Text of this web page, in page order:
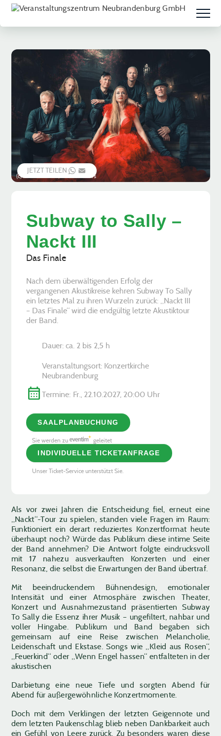
Als vor zwei Jahren die Entscheidung fiel, erneut eine
„Nackt“-Tour zu spielen, standen viele Fragen im Raum:
Funktioniert ein derart reduziertes Konzertformat heute
überhaupt noch? Würde das Publikum diese intime Seite
der Band annehmen? Die Antwort folgte eindrucksvoll
mit 17 nahezu ausverkauften Konzerten und einer
Resonanz, die selbst die Erwartungen der Band übertraf.
Mit beeindruckendem Bühnendesign, emotionaler
Intensität und einer Atmosphäre zwischen Theater,
Konzert und Ausnahmezustand präsentierten Subway
To Sally die Essenz ihrer Musik – ungefiltert, nahbar und
voller Hingabe. Publikum und Band begaben sich
gemeinsam auf eine Reise zwischen Melancholie,
Leidenschaft und Ekstase. Songs wie „Kleid aus Rosen“,
„Feuerkind“ oder „Wenn Engel hassen“ entfalteten in der
akustischen
Darbietung eine neue Tiefe und sorgten Abend für
Abend für außergewöhnliche Konzertmomente.
Doch mit dem Verklingen der letzten Geigennote und
dem letzten Paukenschlag blieb neben Dankbarkeit auch
ein Gefühl von Leere zurück. Zu besonders waren diese
(c) Alex Schlesier, Skulls n Gears
JETZT TEILEN WHATSAPP
EMAIL
Subway to Sally –
Nackt III
Das Finale
Nach dem überwältigenden Erfolg der
vergangenen Akustikreise kehren Subway To Sally
ein letztes Mal zu ihren Wurzeln zurück: „Nackt III
– Das Finale“ wird die endgültig letzte Akustiktour
der Band.
Dauer: ca. 2 bis 2,5 h
Veranstaltungsort: Konzertkirche
Neubrandenburg
Termine: Fr., 22.10.2027, ­20:00 Uhr
SAALPLANBUCHUNG
Sie werden zu geleitet
INDIVIDUELLE TICKETANFRAGE
Unser Ticket-Service unterstützt Sie.